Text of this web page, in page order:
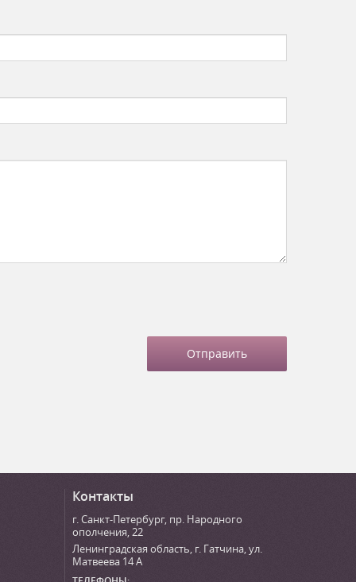
Контакты
г. Санкт-Петербург, пр. Народного
ополчения, 22
Ленинградская область, г. Гатчина,ул.
Матвеева 14 А